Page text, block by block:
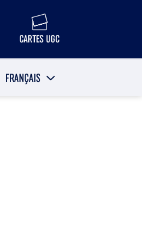
CARTES UGC
FRANÇAIS